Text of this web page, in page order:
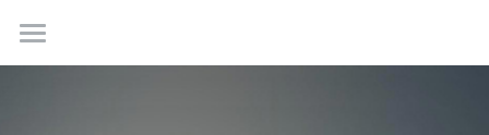
首页